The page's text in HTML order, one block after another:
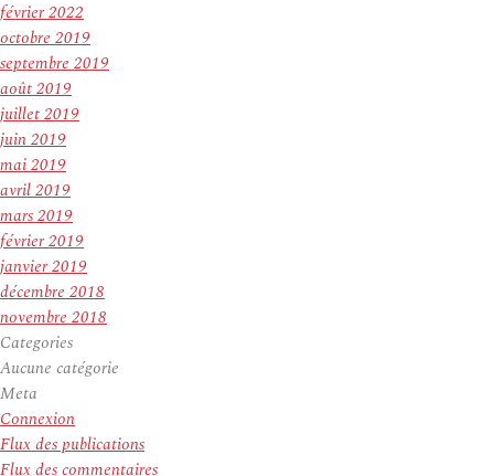
février 2022
octobre 2019
septembre 2019
août 2019
juillet 2019
juin 2019
mai 2019
avril 2019
mars 2019
février 2019
janvier 2019
décembre 2018
novembre 2018
Categories
Aucune catégorie
Meta
Connexion
Flux des publications
Flux des commentaires